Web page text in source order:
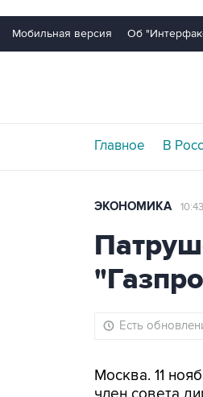
Мобильная версия Об
Главное В
ЭКОНОМИКА
Есть
Москва. 11